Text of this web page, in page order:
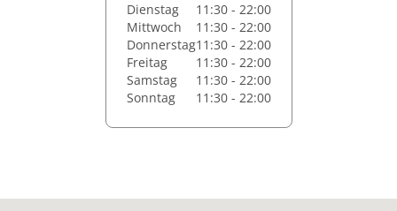
Dienstag
11:30 - 22:00
Mittwoch
11:30 - 22:00
Donnerstag11:30 - 22:00
Freitag
11:30 - 22:00
Samstag
11:30 - 22:00
Sonntag
11:30 - 22:00